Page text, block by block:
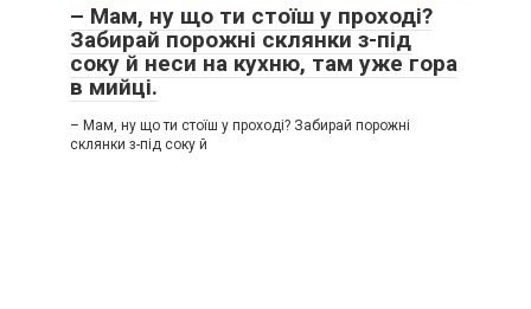
– Мам, ну що ти стоїш у проході?
Забирай порожні склянки з-під
соку й неси на кухню, там уже гора
в мийці.
– Мам, ну що ти стоїш у проході? Забирай порожні
склянки з-під соку й